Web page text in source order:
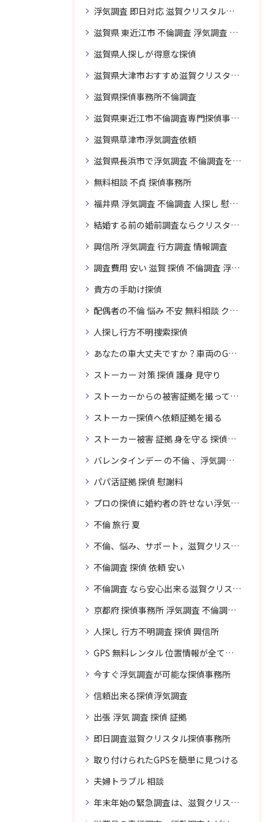
浮気調査 即日対応 滋賀クリスタル探偵事務所
滋賀県 東近江市 不倫調査 浮気調査 探偵 探偵事務所 無料相談 調査料金
滋賀県人探しが得意な探偵
滋賀県大津市おすすめ滋賀クリスタル探偵事務所
滋賀県探偵事務所不倫調査
滋賀県東近江市不倫調査専門探偵事務所
滋賀県草津市浮気調査依頼
滋賀県長浜市で浮気調査 不倫調査を頼むなら
無料相談 不貞 探偵事務所
福井県 浮気調査 不倫調査 人探し 慰謝料 請求 裁判 相談 探偵 探偵事務所
結婚する前の婚前調査ならクリスタル探偵事務所へお問い合わせ
興信所 浮気調査 行方調査 情報調査
調査費用 安い 滋賀 探偵 不倫調査 浮気調査
貴方の手助け探偵
配偶者の不倫 悩み 不安 無料相談 クリスタル探偵事務所
人探し行方不明捜索探偵
あなたの車大丈夫ですか？車両のGPS捜索なら滋賀クリスタル探偵事務所
ストーカー 対策 探偵 護身 見守り
ストーカーからの被害証拠を撮って貴女を護ります
ストーカー探偵へ依頼証拠を撮る
ストーカー被害 証拠 身を守る 探偵に頼む
バレンタインデー の不倫 、浮気調査に強い探偵
パパ活証拠 探偵 慰謝料
プロの探偵に婚約者の許せない浮気、無料相談で解決
不倫 旅行 夏
不倫、悩み、サポート，滋賀クリスタル探偵
不倫調査 探偵 依頼 安い
不倫調査 なら安心出来る滋賀クリスタル探偵事務所へご依頼
京都府 探偵事務所 浮気調査 不倫調査 専門 無料相談
人探し 行方不明調査 探偵 興信所
GPS 無料レンタル 位置情報が全てわかります
今すぐ浮気調査が可能な探偵事務所
信頼出来る探偵浮気調査
出張 浮気 調査 探偵 証拠
即日調査滋賀クリスタル探偵事務所
取り付けられたGPSを簡単に見つける
夫婦トラブル 相談
年末年始の緊急調査は、滋賀クリスタル探偵事務所へご相談